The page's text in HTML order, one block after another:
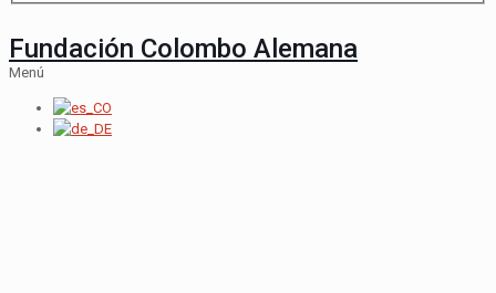
Fundación Colombo Alemana
Menú